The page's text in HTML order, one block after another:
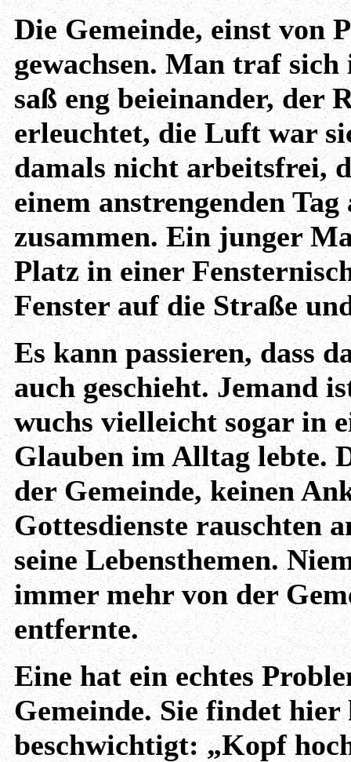
Die Gemeinde, einst von
gewachsen. Man traf
saß eng beieinander, der
erleuchtet, die Luft war
damals nicht arbeitsfrei,
einem anstrengenden
zusammen. Ein junger
Platz in einer
Fenster auf die Straße
Es kann passieren, dass
auch geschieht. Jemand
wuchs vielleicht sogar in
Glauben im Alltag lebte.
der Gemeinde, keinen
Gottesdienste rauschten
seine Lebensthemen.
immer mehr von der
entfernte.
Eine hat ein echtes
Gemeinde. Sie findet
beschwichtigt: „Kopf